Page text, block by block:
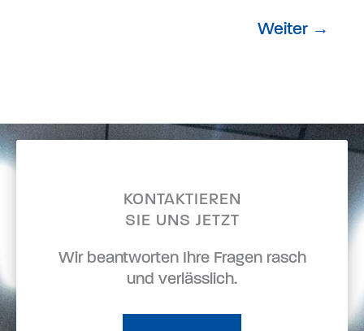
Weiter →
KONTAKTIEREN
SIE UNS JETZT
Wir beantworten Ihre Fragen rasch
und verlässlich.